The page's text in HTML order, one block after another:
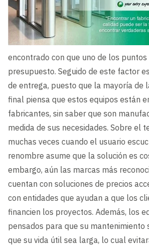
encontrado con que uno de los
presupuesto. Seguido de este factor
de entrega, puesto que la mayoría de
final piensa que estos equipos están
fabricantes, sin saber que son
medida de sus necesidades. Sobre el
muchas veces cuando el usuario
renombre asume que la solución es
embargo, aún las marcas más
cuentan con soluciones de precios
con entidades que ayudan a que los
financien los proyectos. Además, los
pensados para que su mantenimiento
que su vida útil sea larga, lo cual